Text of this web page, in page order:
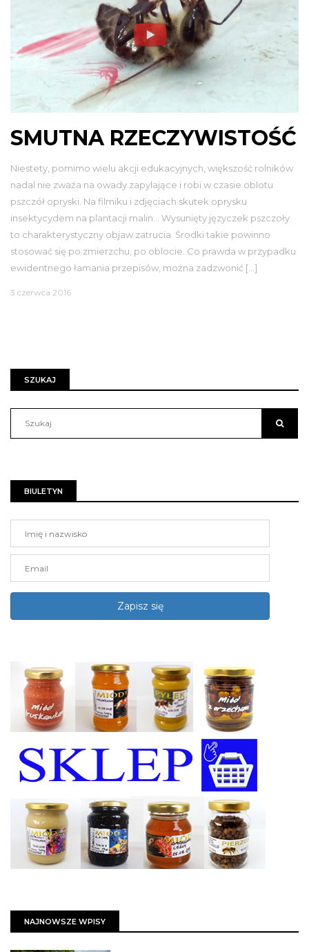
SMUTNA RZECZYWISTOŚĆ
Niestety, pomimo wielu akcji edukacyjnych, większość rolników
nadal nie zważa na owady zapylające i robi w czasie oblotu
pszczół opryski. Na filmiku i zdjęciach skutek oprysku
insektycydem na plantacji malin… Wysunięty języczek pszczoły
to charakterystyczny objaw zatrucia. Środki takie powinno
stosować się po zmierzchu, po oblocie. Co prawda w przypadku
ewidentnego łamania przepisów, można zadzwonić […]
3 czerwca 2016
SZUKAJ
BIULETYN
NAJNOWSZE WPISY